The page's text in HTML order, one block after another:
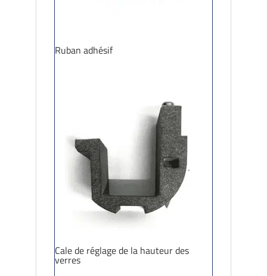
Ruban adhésif
Cale de réglage de la hauteur des
verres